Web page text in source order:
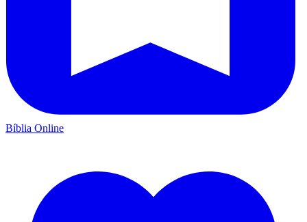
Bíblia Online